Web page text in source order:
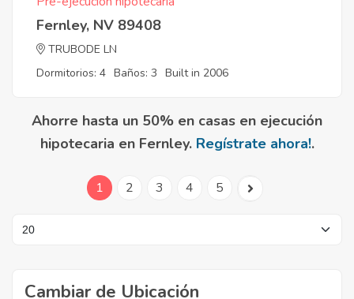
Fernley, NV 89408
TRUBODE LN
Dormitorios: 4 Baños: 3 Built in 2006
Ahorre hasta un 50% en casas en ejecución
hipotecaria en Fernley. Regístrate ahora!.
1 2 3 4 5
Cambiar de Ubicación